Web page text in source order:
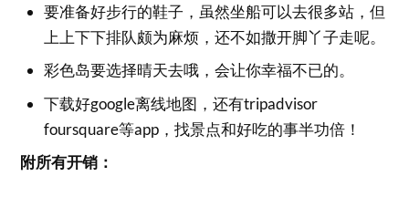
要准备好步行的鞋子，虽然坐船可以去很多站，但
上上下下排队颇为麻烦，还不如撒开脚丫子走呢。
彩色岛要选择晴天去哦，会让你幸福不已的。
下载好google离线地图，还有tripadvisor
foursquare等app，找景点和好吃的事半功倍！
附所有开销：